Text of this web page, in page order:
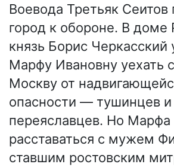
Воевода Третьяк Сеитов
город к обороне. В доме
князь Борис Черкасский
Марфу Ивановну уехать
Москву от
опасности — тушинцев и
переяславцев. Но Марфа
расставаться с мужем
ставшим ростовским